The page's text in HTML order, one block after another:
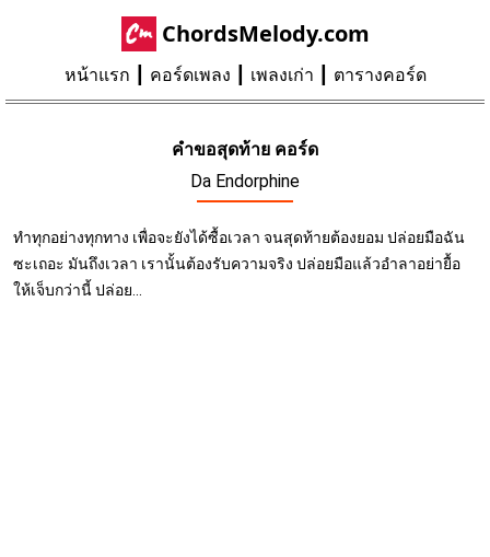
ChordsMelody.com
หน้าแรก คอร์ดเพลง เพลงเก่า ตารางคอร์ด
คำขอสุดท้าย คอร์ด
Da Endorphine
ทำทุกอย่างทุกทาง เพื่อจะยังได้ซื้อเวลา จนสุดท้ายต้องยอม ปล่อยมือฉัน
ซะเถอะ มันถึงเวลา เรานั้นต้องรับความจริง ปล่อยมือแล้วอำลาอย่ายื้อ
ให้เจ็บกว่านี้ ปล่อย...